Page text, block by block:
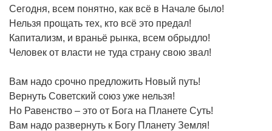
Сегодня, всем понятно, как всё в Начале было!
Нельзя прощать тех, кто всё это предал!
Капитализм, и враньё рынка, всем обрыдло!
Человек от власти не туда страну свою звал!
Вам надо срочно предложить Новый путь!
Вернуть Советский союз уже нельзя!
Но Равенство – это от Бога на Планете Суть!
Вам надо развернуть к Богу Планету Земля!